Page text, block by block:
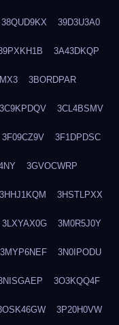
38QUD9KX 39D3U3A0
3A43DKQP
3BORDPAR
3C9KPDQV 3CL4BSMV
3F09CZ9V 3F1DPDSC
3GVOCWRP
3HHJ1KQM 3HSTLPXX
3LXYAX0G 3M0R5J0Y
3MYP6NEF 3N0IPODU
3O3KQQ4F
3P20H0VW